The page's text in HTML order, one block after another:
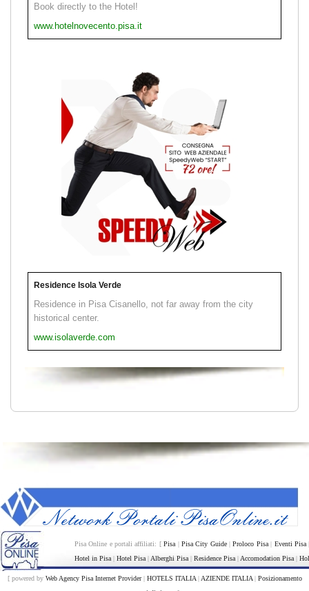
Book directly to the Hotel!
www.hotelnovecento.pisa.it
Residence Isola Verde
Residence in Pisa Cisanello, not far away from the city
historical center.
www.isolaverde.com
Pisa Online e portali affiliati: [Pisa | Pisa City Guide|Proloco Pisa| Eventi Pisa
Hotel in Pisa | Hotel Pisa | Alberghi Pisa | Residence Pisa | Accomodation Pisa |
[ powered by Web Agency Pisa Internet Provider| HOTELS ITALIA| AZIENDE ITALIA| Posizionamento